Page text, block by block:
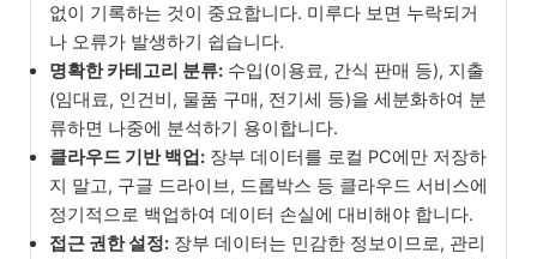
없이 기록하는 것이 중요합니다. 미루다 보면 누락되거
나 오류가 발생하기 쉽습니다.
명확한 카테고리 분류: 수입(이용료, 간식 판매 등), 지출
(임대료, 인건비, 물품 구매, 전기세 등)을 세분화하여 분
류하면 나중에 분석하기 용이합니다.
클라우드 기반 백업: 장부 데이터를 로컬 PC에만 저장하
지 말고, 구글 드라이브, 드롭박스 등 클라우드 서비스에
정기적으로 백업하여 데이터 손실에 대비해야 합니다.
접근 권한 설정: 장부 데이터는 민감한 정보이므로, 관리